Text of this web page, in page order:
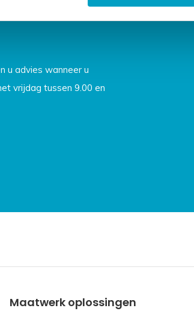
u advies wanneer u
vrijdag tussen 9.00 en
Maatwerk oplossingen